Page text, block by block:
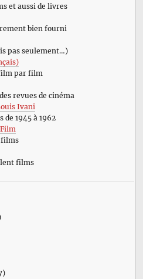
et aussi de livres
bien fourni
pas seulement…)
par film
revues de cinéma
Ivani
de 1945 à 1962
films
films